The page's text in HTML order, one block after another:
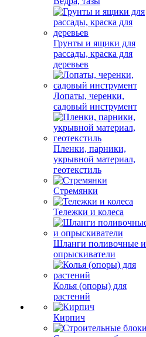
Грунты и ящики для
рассады, краска для
деревьев
Лопаты, черенки,
садовый инструмент
Пленки, парники,
укрывной материал,
геотекстиль
Стремянки
Тележки и колеса
Шланги поливочные и
опрыскиватели
Колья (опоры) для
растений
Кирпич